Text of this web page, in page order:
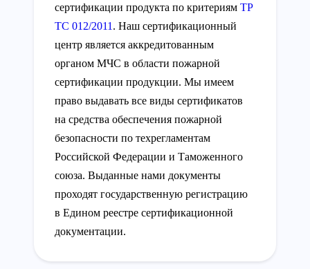
сертификации продукта по критериям ТР
ТС 012/2011 . Наш сертификационный
центр является аккредитованным
органом МЧС в области пожарной
сертификации продукции. Мы имеем
право выдавать все виды сертификатов
на средства обеспечения пожарной
безопасности по техрегламентам
Российской Федерации и Таможенного
союза. Выданные нами документы
проходят государственную регистрацию
в Едином реестре сертификационной
документации.